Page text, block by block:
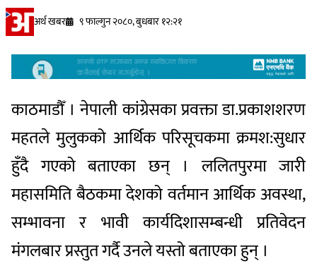
अर्थ खबर ९ फाल्गुन २०८०, बुधबार १२:२१
काठमाडौँ । नेपाली कांग्रेसका प्रवक्ता डा.प्रकाशशरण
महतले मुलुकको आर्थिक परिसूचकमा क्रमश:सुधार
हुँदै गएको बताएका छन् । ललितपुरमा जारी
महासमिति बैठकमा देशको वर्तमान आर्थिक अवस्था,
सम्भावना र भावी कार्यदिशासम्बन्धी प्रतिवेदन
मंगलबार प्रस्तुत गर्दै उनले यस्तो बताएका हुन् ।